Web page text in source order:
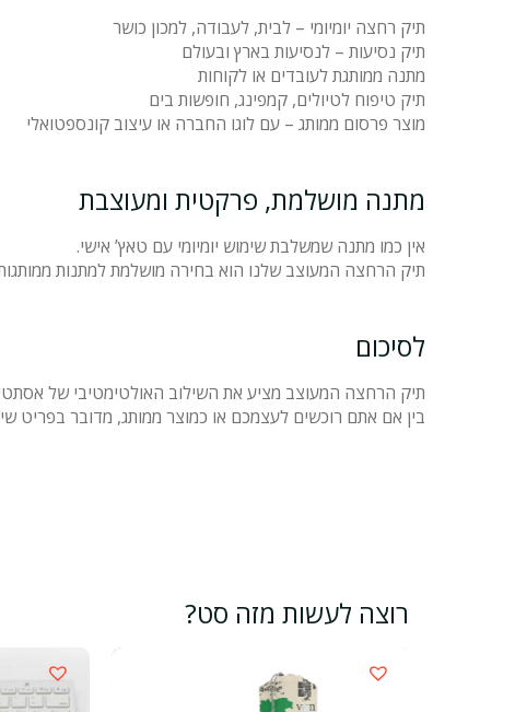
תיק רחצה יומיומי – לבית, לעבודה, למכון כושר
תיק נסיעות – לנסיעות בארץ ובעולם
מתנה ממותגת לעובדים או לקוחות
תיק טיפוח לטיולים, קמפינג, חופשות בים
מוצר פרסום ממותג – עם לוגו החברה או עיצוב קונספטואלי
מתנה מושלמת, פרקטית ומעוצבת
אין כמו מתנה שמשלבת שימוש יומיומי עם טאץ’ אישי.
תיק הרחצה המעוצב שלנו הוא בחירה מושלמת למתנות
לסיכום
תיק הרחצה המעוצב מציע את השילוב האולטימטיבי של
בין אם אתם רוכשים לעצמכם או כמוצר ממותג, מדובר בפריט
רוצה לעשות מזה סט?